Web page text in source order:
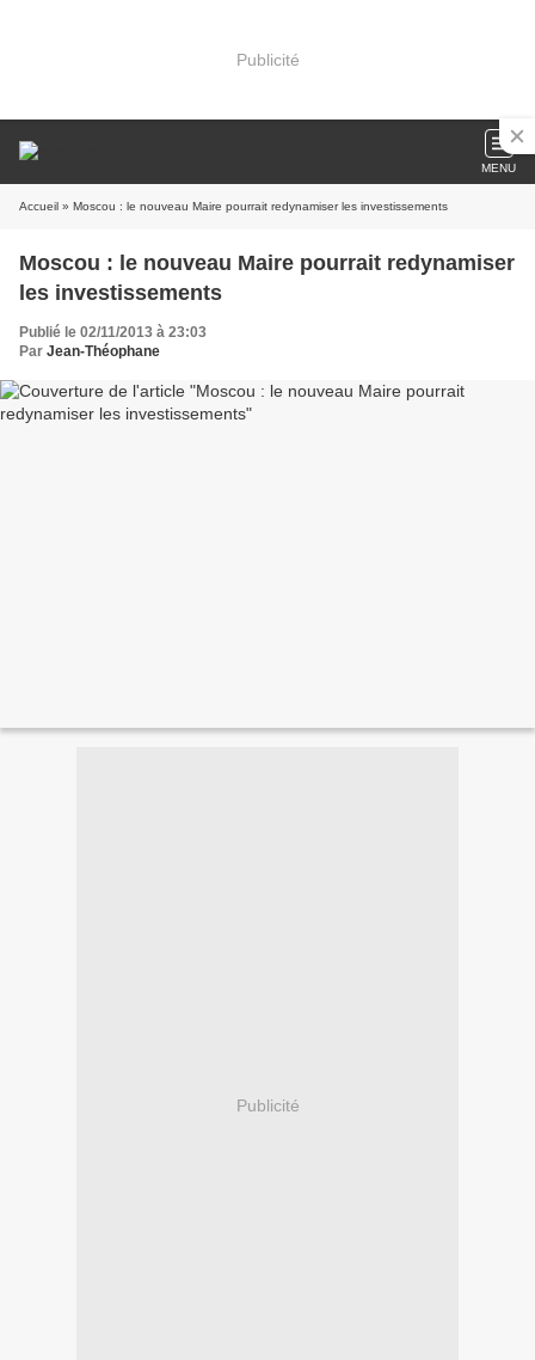
Publicité
MENU
Accueil » Moscou : le nouveau Maire pourrait redynamiser les investissements
Moscou : le nouveau Maire pourrait redynamiser
les investissements
Publié le 02/11/2013 à 23:03
Par Jean-Théophane
Publicité